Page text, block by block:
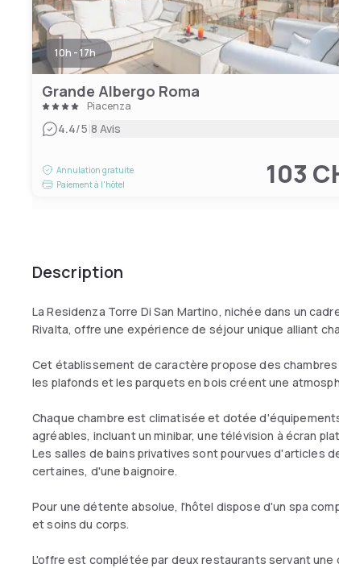
10h - 17h
Grande Albergo Roma
Piacenza
4.4/5|8 Avis
Annulation gratuite
Paiement à l'hôtel
103
Description
La Residenza Torre Di San Martino, nichée dans un
Rivalta, offre une expérience de séjour unique alliant
Cet établissement de caractère propose des
les plafonds et les parquets en bois créent une
Chaque chambre est climatisée et dotée
agréables, incluant un minibar, une télévision à écran
Les salles de bains privatives sont pourvues d'articles
certaines, d'une baignoire.
Pour une détente absolue, l'hôtel dispose d'un spa
et soins du corps.
L'offre est complétée par deux restaurants servant une